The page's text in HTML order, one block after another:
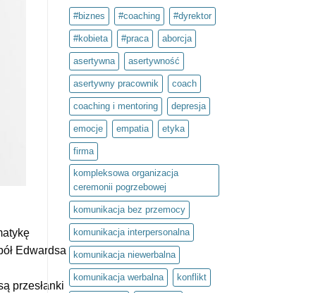
Edwardsa
przesłanki
psychiczne
–
to
inwestycja
w
siebie.
Projekt
społeczny
Światło
umysłu
w
ramach
olimpiady
Zwolnieni
z
#biznes #coaching #dyrektor
#kobieta #praca aborcja
asertywna asertywność
asertywny pracownik coach
coaching i mentoring depresja
emocje empatia etyka
firma
kompleksowa organizacja
ceremonii pogrzebowej
komunikacja bez przemocy
komunikacja interpersonalna
komunikacja niewerbalna
komunikacja werbalna konflikt